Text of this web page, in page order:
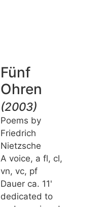
Fünf
Ohren
(2003)
Poems by
Friedrich
Nietzsche
A voice, a fl, cl,
vn, vc, pf
Dauer ca. 11'
dedicated to